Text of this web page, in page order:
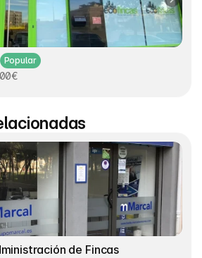
Popular
de Fincas